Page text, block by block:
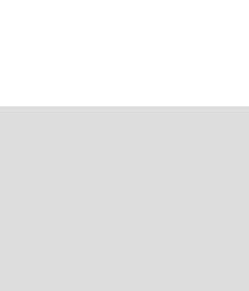
next year, after straw-poll